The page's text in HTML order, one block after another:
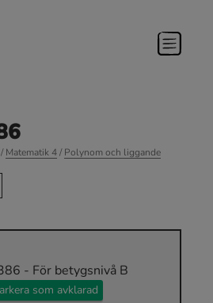
/Matematik 4/Polynom och liggande
- För betygsnivå B
som avklarad